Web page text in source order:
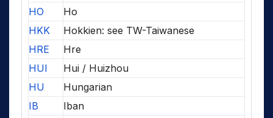
HO
Ho
HKK
Hokkien: see TW-Taiwanese
HRE
Hre
HUI
Hui / Huizhou
HU
Hungarian
IB
Iban